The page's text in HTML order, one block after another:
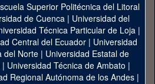
Superior Politécnica del Litoral
de Cuenca| Universidad del
Técnica Particular de Loja|
Central del Ecuador| Universidad
del Norte | Universidad Estatal de
| Universidad Técnica de Ambato |
Regional Autónoma de los Andes|